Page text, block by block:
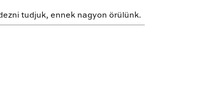
tudjuk, ennek nagyon örülünk.